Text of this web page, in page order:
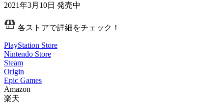
2021年3月10日 発売中
各ストアで詳細をチェック！
PlayStation Store
Nintendo Store
Steam
Origin
Epic Games
Amazon
楽天